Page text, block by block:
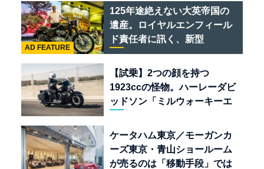
ある
125年途絶えない大英帝国の
遺産。ロイヤルエンフィール
ド責任者に訊く、新型
「BULLET 650」と“時間の
質”を愛する理由
AD FEATURE
【試乗】2つの顔を持つ
1923ccの怪物。ハーレーダビ
ッドソン「ミルウォーキーエ
ケータハム東京／モーガンカ
ーズ東京・青山ショールーム
が売るのは「移動手段」では